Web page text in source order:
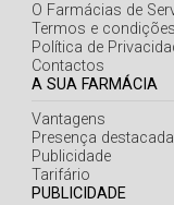
O Farmácias de
Termos e condições
Política de
Contactos
A SUA FARMÁCIA
Vantagens
Presença destacada
Publicidade
Tarifário
PUBLICIDADE